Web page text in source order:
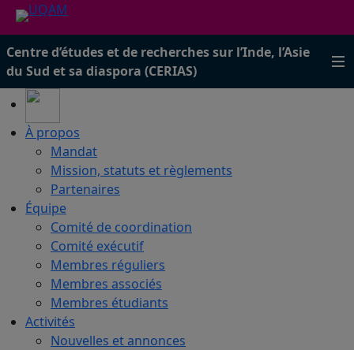
Centre d’études et de recherches sur l’Inde, l’Asie
du Sud et sa diaspora (CERIAS)
À propos
Mandat
Mission, statuts et règlements
Partenaires
Équipe
Comité de coordination
Comité exécutif
Membres réguliers
Membres associés
Membres étudiants
Activités
Nouvelles et annonces